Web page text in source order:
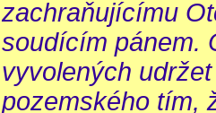
zachraňujícímu
soudícím pánem.
vyvolených
pozemského tím,